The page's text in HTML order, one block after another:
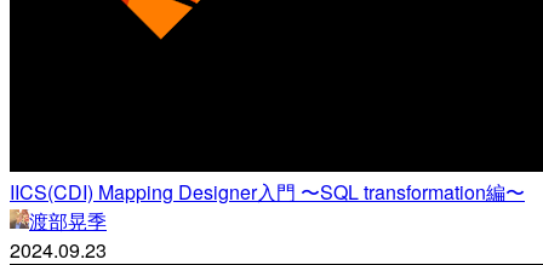
IICS(CDI) Mapping Designer入門 〜SQL transformation編〜
渡部晃季
2024.09.23